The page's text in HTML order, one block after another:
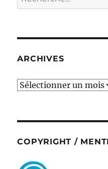
pour :
ARCHIVES
ARCHIVES
COPYRIGHT /